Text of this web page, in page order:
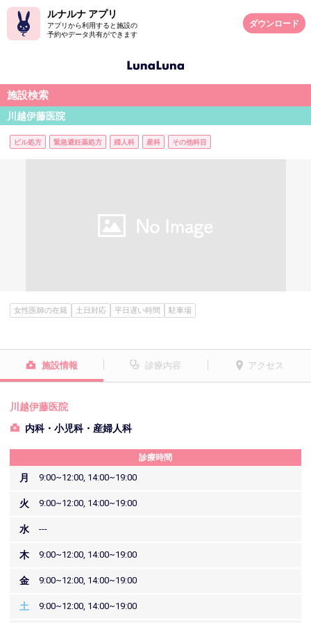
ルナルナ アプリ
アプリから利用すると施設の
予約やデータ共有ができます
ダウンロード
施設検索
川越伊藤医院
ピル処方 緊急避妊薬処方 婦人科 産科 その他科目
女性医師の在籍 土日対応 平日遅い時間 駐車場
施設情報 診療内容 アクセス
川越伊藤医院
内科・小児科・産婦人科
診療時間
月 9:00~12:00, 14:00~19:00
火 9:00~12:00, 14:00~19:00
水 ---
木 9:00~12:00, 14:00~19:00
金 9:00~12:00, 14:00~19:00
土 9:00~12:00, 14:00~19:00